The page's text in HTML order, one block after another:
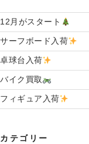
12月がスタート
サーフボード入荷
卓球台入荷
バイク買取
フィギュア入荷
カテゴリー